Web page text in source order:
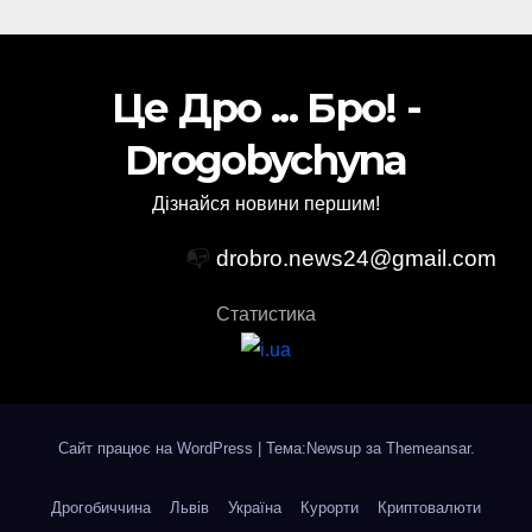
Це Дро ... Бро! -
Drogobychyna
Дізнайся новини першим!
📭 drobro.news24@gmail.com
Статистика
Сайт працює на WordPress Тема:Newsup за Themeansar.
Дрогобиччина Львів Україна Курорти Криптовалюти